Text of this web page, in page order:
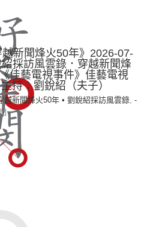
越新聞烽火50年》2026-07-
採訪風雲錄．穿越新聞烽
佳藝電視事件》佳藝電視
持：劉銳紹（夫子）
越新聞烽火50年 • 劉銳紹採訪風雲錄, -